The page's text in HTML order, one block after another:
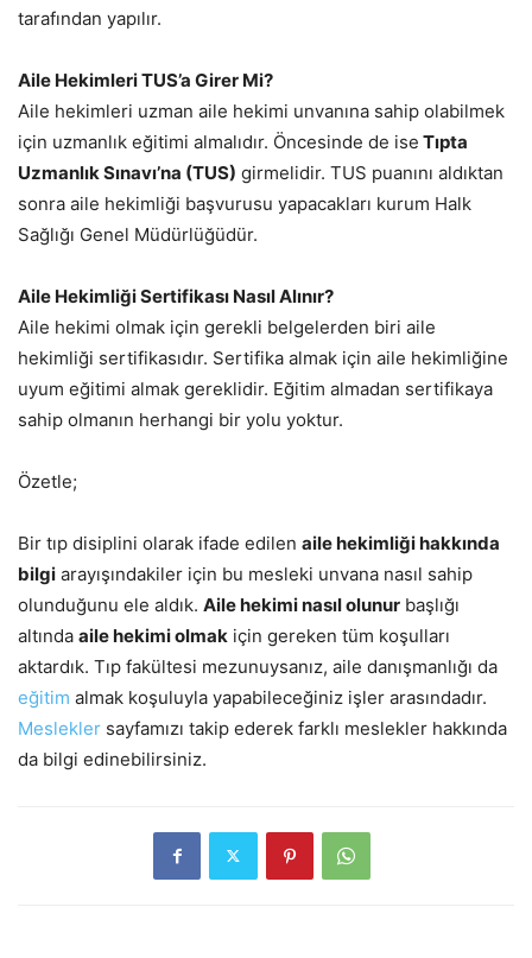
tarafından yapılır.
Aile Hekimleri TUS’a Girer Mi?
Aile hekimleri uzman aile hekimi unvanına sahip olabilmek
için uzmanlık eğitimi almalıdır. Öncesinde de ise Tıpta
Uzmanlık Sınavı’na (TUS) girmelidir. TUS puanını aldıktan
sonra aile hekimliği başvurusu yapacakları kurum Halk
Sağlığı Genel Müdürlüğüdür.
Aile Hekimliği Sertifikası Nasıl Alınır?
Aile hekimi olmak için gerekli belgelerden biri aile
hekimliği sertifikasıdır. Sertifika almak için aile hekimliğine
uyum eğitimi almak gereklidir. Eğitim almadan sertifikaya
sahip olmanın herhangi bir yolu yoktur.
Özetle;
Bir tıp disiplini olarak ifade edilen aile hekimliği hakkında
bilgi arayışındakiler için bu mesleki unvana nasıl sahip
olunduğunu ele aldık. Aile hekimi nasıl olunur başlığı
altında aile hekimi olmak için gereken tüm koşulları
aktardık. Tıp fakültesi mezunuysanız, aile danışmanlığı da
eğitim almak koşuluyla yapabileceğiniz işler arasındadır.
Meslekler sayfamızı takip ederek farklı meslekler hakkında
da bilgi edinebilirsiniz.